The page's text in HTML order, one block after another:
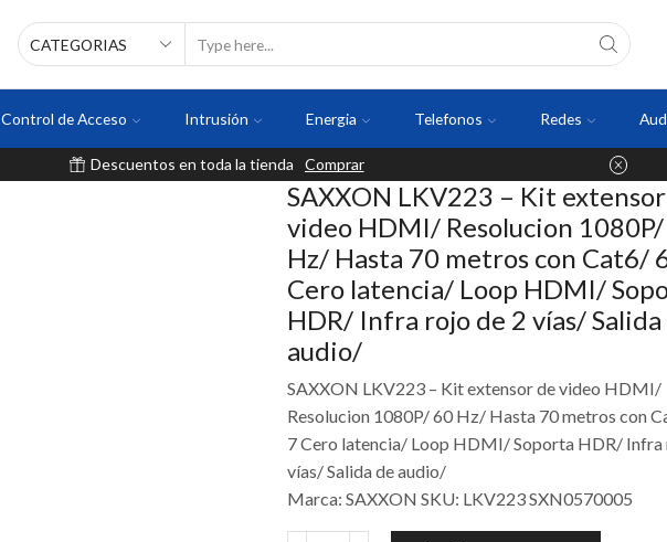
Control de Acceso Intrusión Energia Telefonos Redes
Descuentos en toda la tienda Comprar
SAXXON LKV223 – Kit
video HDMI/ Resolucion
Hz/ Hasta 70 metros con Cat6/
Cero latencia/ Loop HDMI/
HDR/ Infra rojo de 2 vías/ Salida
audio/
SAXXON LKV223 – Kit extensor de video HDMI/
Resolucion 1080P/ 60 Hz/ Hasta 70 metros con
7 Cero latencia/ Loop HDMI/ Soporta HDR/ Infra
vías/ Salida de audio/
Marca: SAXXON SKU: LKV223 SXN0570005